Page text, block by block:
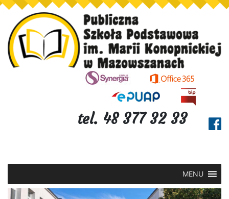
tel. 48 377 32 33
MENU